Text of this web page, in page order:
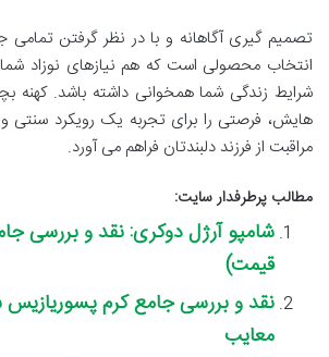
تصمیم گیری آگاهانه و با در نظر گرفتن تمامی
انتخاب محصولی است که هم نیازهای نوزاد شما
شرایط زندگی شما همخوانی داشته باشد. کهنه
هایش، فرصتی را برای تجربه یک رویکرد سنتی
مراقبت از فرزند دلبندتان فراهم می آورد.
مطالب پرطرفدار سایت:
شامپو آرژل دوکری: نقد و بررسی
قیمت)
نقد و بررسی جامع کرم پسوریازیس
معایب